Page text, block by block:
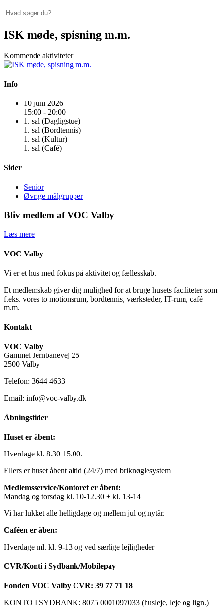
ISK møde, spisning m.m.
Kommende aktiviteter
Info
10 juni 2026
15:00 - 20:00
1. sal (Dagligstue)
1. sal (Bordtennis)
1. sal (Kultur)
1. sal (Café)
Sider
Senior
Øvrige målgrupper
Bliv medlem af VOC Valby
Læs mere
VOC Valby
Vi er et hus med fokus på aktivitet og fællesskab.
Et medlemskab giver dig mulighed for at bruge husets faciliteter som
f.eks. vores to motionsrum, bordtennis, værksteder, IT-rum, café
m.m.
Kontakt
VOC Valby
Gammel Jernbanevej 25
2500 Valby
Telefon: 3644 4633
Email: info@voc-valby.dk
Åbningstider
Huset er åbent:
Hverdage kl. 8.30-15.00.
Ellers er huset åbent altid (24/7) med briknøglesystem
Medlemsservice/Kontoret er åbent:
Mandag og torsdag kl. 10-12.30 + kl. 13-14
Vi har lukket alle helligdage og mellem jul og nytår.
Caféen er åben:
Hverdage ml. kl. 9-13 og ved særlige lejligheder
CVR/Konti i Sydbank/Mobilepay
Fonden VOC Valby CVR: 39 77 71 18
KONTO I SYDBANK: 8075 0001097033 (husleje, leje og lign.)